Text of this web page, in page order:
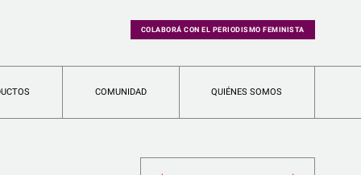
COLABORÁ CON EL PERIODISMO FEMINISTA
COMUNIDAD QUIÉNES SOMOS